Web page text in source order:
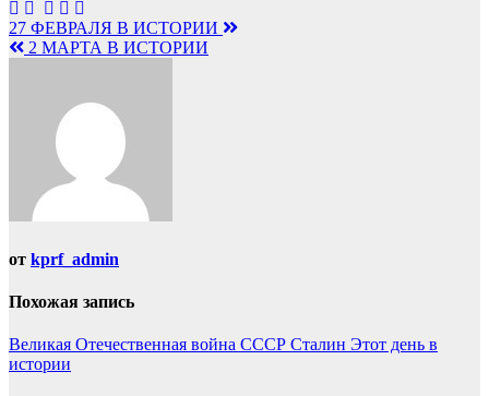
Навигация
по
27 ФЕВРАЛЯ В ИСТОРИИ
2 МАРТА В ИСТОРИИ
от kprf_admin
Похожая запись
Великая Отечественная война СССР Сталин Этот день в
истории